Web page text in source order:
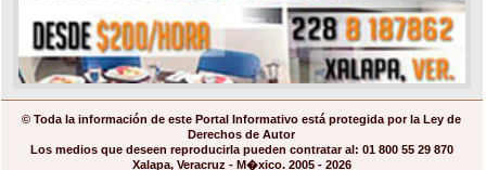
© Toda la información de este Portal Informativo está protegida por la Ley de
Derechos de Autor
Los medios que deseen reproducirla pueden contratar al: 01 800 55 29 870
Xalapa, Veracruz - M�xico. 2005 - 2026